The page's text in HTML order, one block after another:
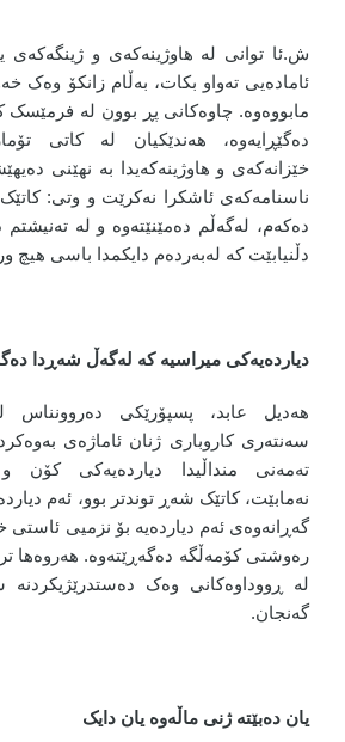
ش.ئا توانی لە هاوژینەکەی و ژینگەکەی
ئامادەیی تەواو بکات، بەڵام زانکۆ وەک
مابووەوە. چاوەکانی پڕ بوون لە فرمێسک
دەگێڕایەوە، هەندێکیان لە کاتی
خێزانەکەی و هاوژینەکەیدا بە نهێنی
ناسنامەکەی ئاشکرا نەکرێت و وتی:
دەکەم، لەگەڵم دەمێنێتەوە و لە
دڵنیابێت کە لەبەردەم دایکمدا باسی هیچ
دیاردەیەکی میراسیە کە لەگەڵ شەڕدا
هەدیل عابد، پسپۆرێکی دەروونناس
سەنتەری کاروباری ژنان ئاماژەی
تەمەنی منداڵیدا دیاردەیەکی کۆن
نەمابێت، کاتێک شەڕ توندتر بوو، ئەم
گەڕانەوەی ئەم دیاردەیە بۆ نزمیی
رەوشتی کۆمەڵگە دەگەڕێتەوە. هەروەها
لە ڕووداوەکانی وەک دەستدرێژیکردنە
گەنجان.
یان دەبێتە ژنی ماڵەوە یان دایک